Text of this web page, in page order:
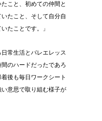
こと、初めての仲間と
たこと、そして自分自
たことです。」
日常生活とバレエレッス
のハードだったであろ
後も毎日ワークシート
意思で取り組む様子が